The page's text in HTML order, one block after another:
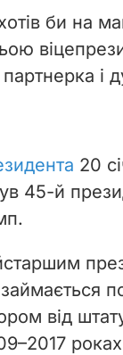
би на
партнерка
20
45-й
від